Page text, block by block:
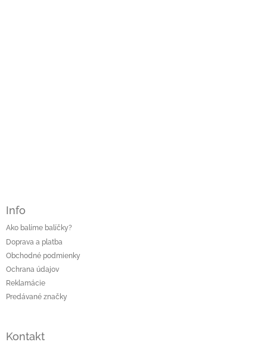
Info
Ako balíme balíčky?
Doprava a platba
Obchodné podmienky
Ochrana údajov
Reklamácie
Predávané značky
Kontakt